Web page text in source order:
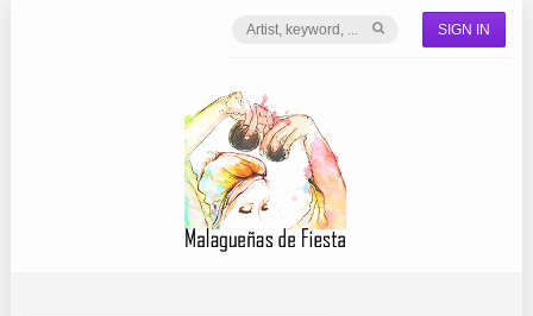
SIGN IN